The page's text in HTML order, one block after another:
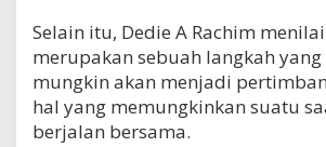
Selain itu, Dedie A Rachim
merupakan sebuah langkah
mungkin akan menjadi
hal yang memungkinkan suatu
berjalan bersama.